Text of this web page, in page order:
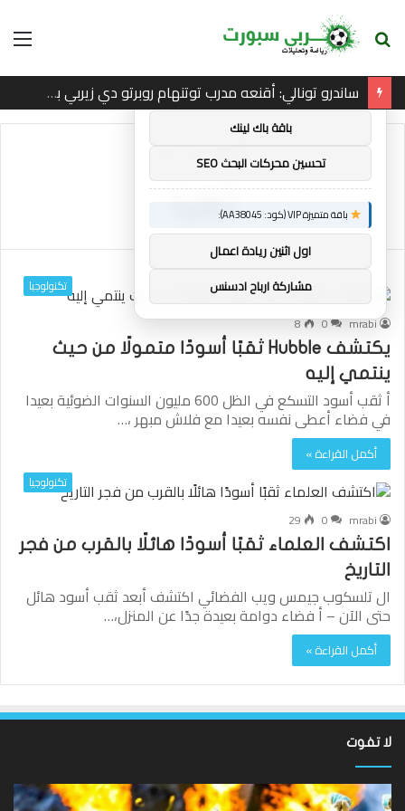
بحث
ساندرو تونالي: أقنعه مدرب توتنهام روبرتو دي زيربي بسرعة بالتوقيع
ثقبا
تكنولوجيا
mrabi
0
8
يكتشف Hubble ثقبًا أسودًا متمولًا من حيث
ينتمي إليه
أ ثقب أسود التسكع في الظل 600 مليون السنوات الضوئية بعيدا
في فضاء أعطى نفسه بعيدا مع فلاش مبهر ،…
أكمل القراءة »
تكنولوجيا
mrabi
0
29
اكتشف العلماء ثقبًا أسودًا هائلًا بالقرب من فجر
التاريخ
ال تلسكوب جيمس ويب الفضائي اكتشف أبعد ثقب أسود هائل
حتى الآن – أ فضاء دوامة بعيدة جدًا عن المنزل،…
أكمل القراءة »
لا تفوت
لقد
توصيات :
باقة متميزة VIP (كود: AA11138):
باقة باك لينك
تحسين محركات البحث SEO
باقة متميزة VIP (كود: AA38045):
اول اثنين ريادة اعمال
مشاركة ارباح ادسنس